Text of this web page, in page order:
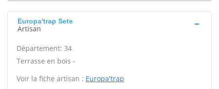
Europa'trap Sete
Artisan
Département: 34
Terrasse en bois -
Voir la fiche artisan : Europa'trap